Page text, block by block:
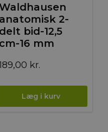
anatomisk 2-
delt bid-12,5
cm-16 mm
kr.